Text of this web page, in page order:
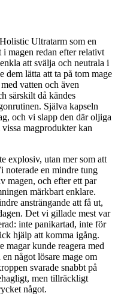
Ultratarm som en
magen redan efter relativt
att svälja och neutrala i
dem lätta att ta på tom mage
vatten och även
särskilt då kändes
Själva kapseln
och vi slapp den där oljiga
magprodukter kan
explosiv, utan mer som att
noterade en mindre tung
magen, och efter ett par
märkbart enklare.
ansträngande att få ut,
Det vi gillade mest var
inte panikartad, inte för
hjälp att komma igång.
magar kunde reagera med
något lösare mage om
svarade snabbt på
men tillräckligt
något.